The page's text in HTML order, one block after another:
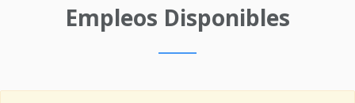
Empleos Disponibles